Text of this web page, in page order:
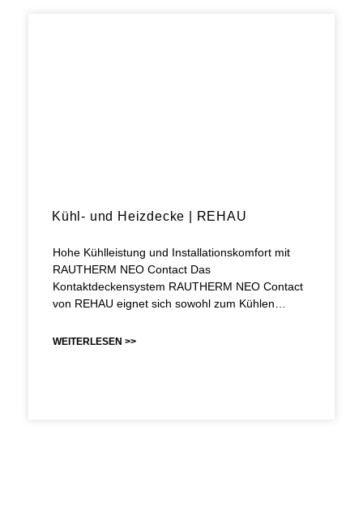
Kühl- und Heizdecke | REHAU
Hohe Kühlleistung und Installationskomfort mit
RAUTHERM NEO Contact Das
Kontaktdeckensystem RAUTHERM NEO Contact
von REHAU eignet sich sowohl zum Kühlen…
WEITERLESEN >>